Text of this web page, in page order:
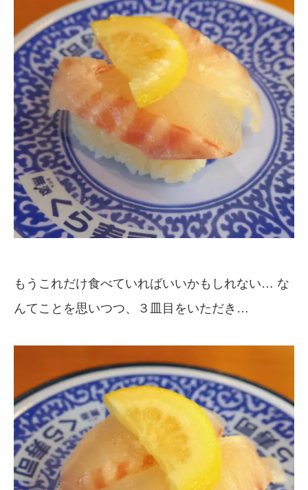
もうこれだけ食べていればいいかもしれない… な
んてことを思いつつ、３皿目をいただき…